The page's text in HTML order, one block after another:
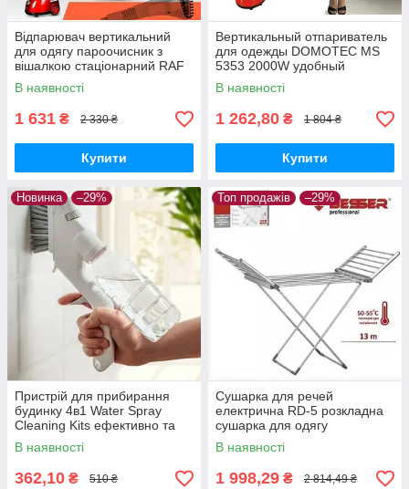
Відпарювач вертикальний
для одягу пароочисник з
вішалкою стаціонарний RAF
R 3039 Garment Steamer Pro
В наявності
1 631 ₴ 2 330 ₴
Купити
Вертикальный отпариватель
для одежды DOMOTEC MS
5353 2000W удобный
отпариватель
В наявності
1 262,80 ₴ 1 804 ₴
Купити
Новинка –29%
Пристрій для прибирання
будинку 4в1 Water Spray
Cleaning Kits ефективно та
ретельно прибирає пил
В наявності
362,10 ₴ 510 ₴
Топ продажів –29%
Сушарка для речей
електрична RD-5 розкладна
сушарка для одягу
В наявності
1 998,29 ₴ 2 814,49 ₴